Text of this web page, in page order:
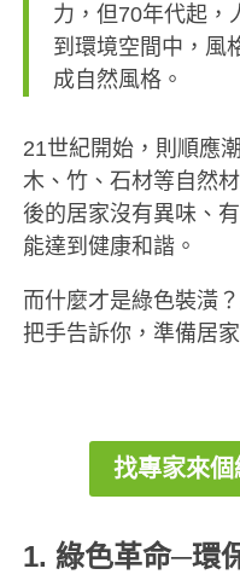
力，但70年代起，
到環境空間中，風
成自然風格。
21世紀開始，則順應
木、竹、石材等自然
後的居家沒有異味、
能達到健康和諧。
而什麼才是綠色裝潢
把手告訴你，準備居
找專家來
1. 綠色革命─環